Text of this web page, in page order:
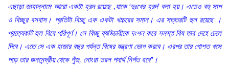
এছাড়া জাহান্নামে আরো একটা হ্রদ রয়েছে ,যাকে ‘দুঃখের হ্রদ’ বলা হয়। এতেও বহু সাপ
ও বিচ্ছুর বসবাস। প্রতিটা বিচ্ছু এক একটা খচ্চরের সমান। এর সত্তরটি হুল রয়েছে ।
প্রত্যেকটি হুল বিষে পরিপূর্ণ। সে বিচ্ছু ব্যভিচারীকে দংশন করে সমস্ত বিষ তার দেহে ঢেলে
দিবে। এতে সে এক হাজার বছর পর্যন্ত বিষের যন্ত্রণা ভোগ করবে। এরপর তার গোশত খসে
পড়ে তার জননেন্দ্রীয় থেকে পুঁজ, নোংরা তরল পদার্থ নির্গত হবে”।